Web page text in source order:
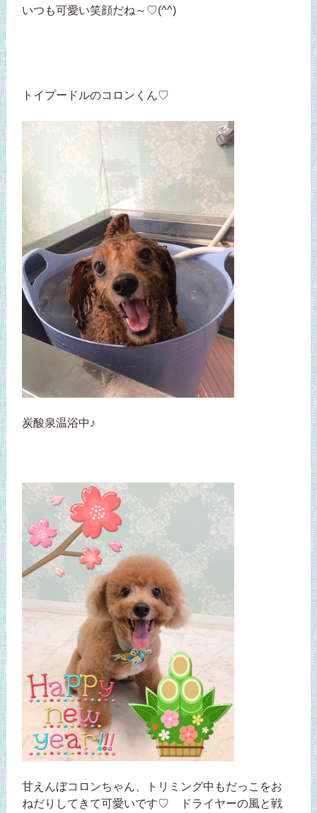
いつも可愛い笑顔だね～♡(^^)
トイプードルのコロンくん♡
炭酸泉温浴中♪
甘えんぼコロンちゃん、トリミング中もだっこをお
ねだりしてきて可愛いです♡ ドライヤーの風と戦